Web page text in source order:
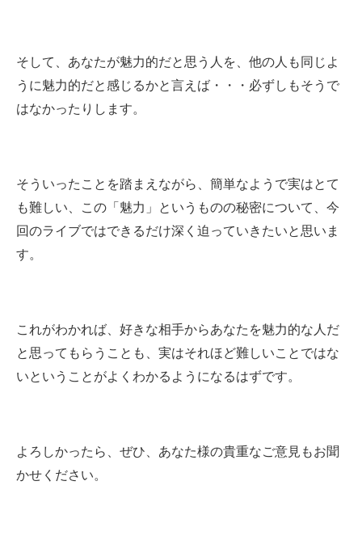
そして、あなたが魅力的だと思う人を、他の人も同じよ
うに魅力的だと感じるかと言えば・・・必ずしもそうで
はなかったりします。
そういったことを踏まえながら、簡単なようで実はとて
も難しい、この「魅力」というものの秘密について、今
回のライブではできるだけ深く迫っていきたいと思いま
す。
これがわかれば、好きな相手からあなたを魅力的な人だ
と思ってもらうことも、実はそれほど難しいことではな
いということがよくわかるようになるはずです。
よろしかったら、ぜひ、あなた様の貴重なご意見もお聞
かせください。